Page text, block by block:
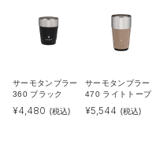
サーモタンブラー
360 ブラック
¥4,480 (税込)
サーモタンブラー
470 ライトトープ
¥5,544 (税込)